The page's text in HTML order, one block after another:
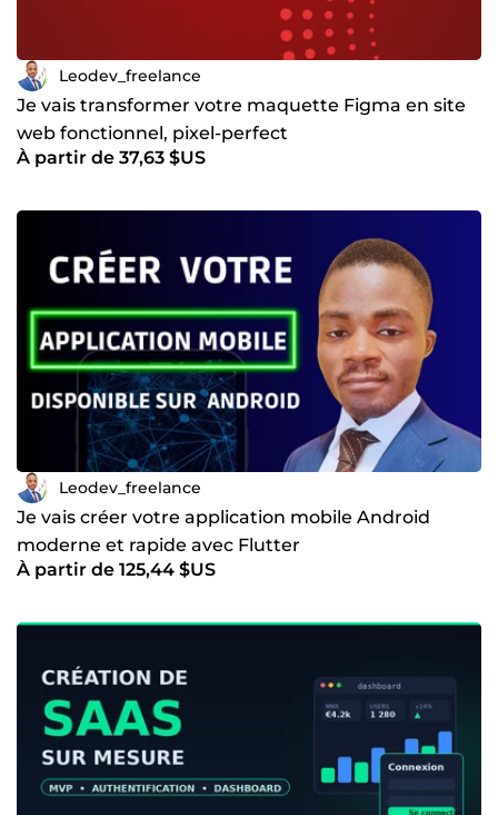
Leodev_freelance
Je vais transformer votre maquette Figma en site
web fonctionnel, pixel-perfect
À partir de 37,63 $US
Leodev_freelance
Je vais créer votre application mobile Android
moderne et rapide avec Flutter
À partir de 125,44 $US